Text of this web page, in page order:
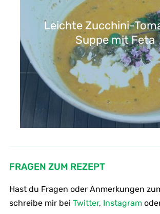
Leichte Zucchini-
Suppe mit Feta
FRAGEN ZUM REZEPT
Hast du Fragen oder Anmerkungen
schreibe mir bei Twitter, Instagram